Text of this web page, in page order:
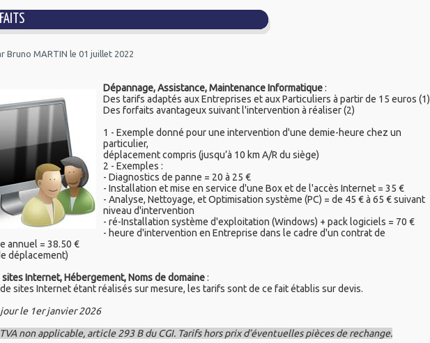
Bruno MARTIN le 01 juillet 2022
Dépannage, Assistance, Maintenance Informatique:
Des tarifs adaptés aux Entreprises et aux Particuliers à partir de 15 euros (1)
Des forfaits avantageux suivant l'intervention à réaliser (2)
1 - Exemple donné pour une intervention d'une demie-heure chez un
particulier,
déplacement compris (jusqu’à 10 km A/R du siège)
2 - Exemples :
- Diagnostics de panne = 20 à 25 €
- Installation et mise en service d'une Box et de l'accès Internet = 35 €
- Analyse, Nettoyage, et Optimisation système (PC) = de 45 € à 65 € suivant
niveau d'intervention
- ré-Installation système d'exploitation (Windows) + pack logiciels = 70 €
- heure d'intervention en Entreprise dans le cadre d'un contrat de
annuel = 38.50 €
déplacement)
Internet, Hébergement, Noms de domaine:
sites Internet étant réalisés sur mesure, les tarifs sont de ce fait établis sur devis.
jour le 1er janvier 2026
TVA non applicable, article 293 B du CGI. Tarifs hors prix d’éventuelles pièces de rechange.